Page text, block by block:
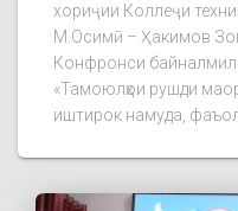
хориҷии Коллеҷи
М.Осимӣ – Ҳакимов
Конфронси
«Тамоюлҳои рушди
иштирок намуда,